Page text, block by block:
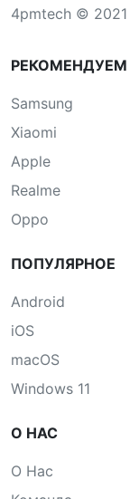
4pmtech © 2021
РЕКОМЕНДУЕМ
Samsung
Xiaomi
Apple
Realme
Oppo
ПОПУЛЯРНОЕ
Android
iOS
macOS
Windows 11
О НАС
О Нас